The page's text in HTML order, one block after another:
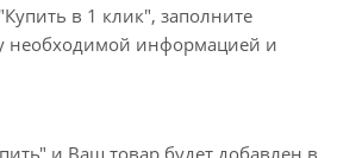
в 1 клик", заполните
необходимой информацией и
и Ваш товар будет добавлен в